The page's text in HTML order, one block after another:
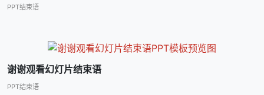
PPT结束语
谢谢观看幻灯片结束语
PPT结束语